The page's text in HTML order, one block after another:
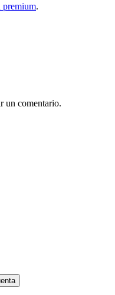
premium.
un comentario.